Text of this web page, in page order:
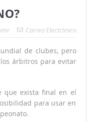
Correo Electrónico
de clubes, pero
árbitros para evitar
que exista final en el
para usar en